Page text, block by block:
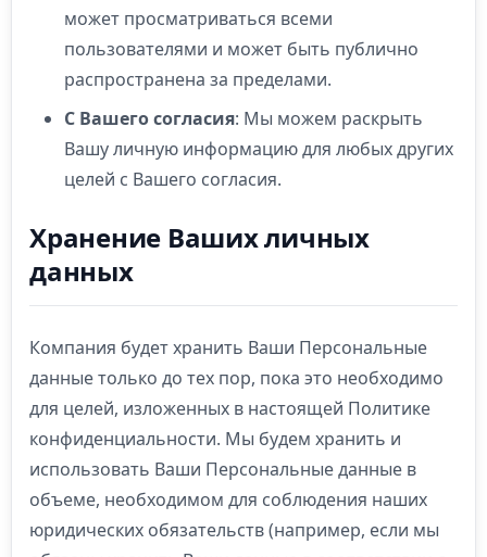
может просматриваться всеми
пользователями и может быть публично
распространена за пределами.
С Вашего согласия: Мы можем раскрыть
Вашу личную информацию для любых других
целей с Вашего согласия.
Хранение Ваших личных
данных
Компания будет хранить Ваши Персональные
данные только до тех пор, пока это необходимо
для целей, изложенных в настоящей Политике
конфиденциальности. Мы будем хранить и
использовать Ваши Персональные данные в
объеме, необходимом для соблюдения наших
юридических обязательств (например, если мы